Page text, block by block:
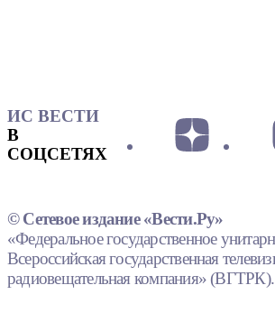
ИС ВЕСТИ
В
СОЦСЕТЯХ
© Сетевое издание «Вести.Ру»
«Федеральное государственное
Всероссийская государственная
радиовещательная компания» (ВГТРК).